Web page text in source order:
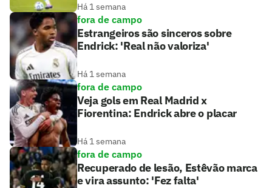
Há 1 semana
fora de campo
Estrangeiros são sinceros sobre
Endrick: 'Real não valoriza'
Há 1 semana
fora de campo
Veja gols em Real Madrid x
Fiorentina: Endrick abre o placar
Há 1 semana
fora de campo
Recuperado de lesão, Estêvão marca
e vira assunto: 'Fez falta'